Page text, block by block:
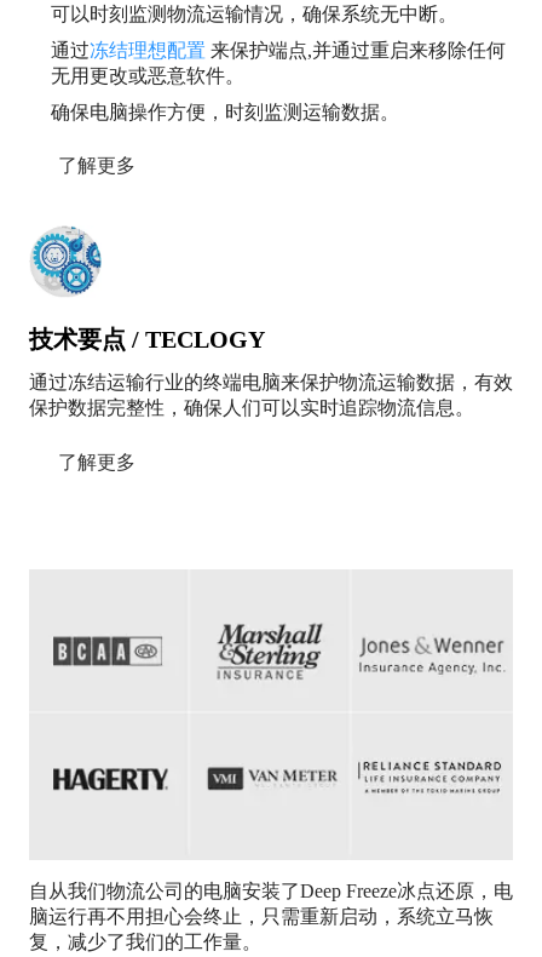
可以时刻监测物流运输情况，确保系统无中断。
通过冻结理想配置 来保护端点,并通过重启来移除任何
无用更改或恶意软件。
确保电脑操作方便，时刻监测运输数据。
了解更多
技术要点 / TECLOGY
通过冻结运输行业的终端电脑来保护物流运输数据，有效
保护数据完整性，确保人们可以实时追踪物流信息。
了解更多
自从我们物流公司的电脑安装了Deep Freeze冰点还原，电
脑运行再不用担心会终止，只需重新启动，系统立马恢
复，减少了我们的工作量。